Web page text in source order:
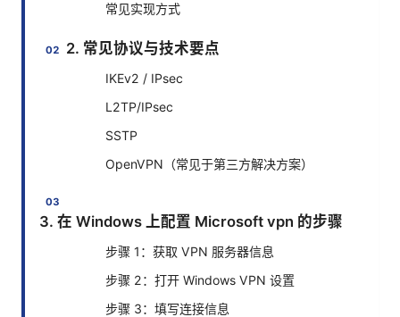
常见实现方式
2. 常见协议与技术要点
IKEv2 / IPsec
L2TP/IPsec
SSTP
OpenVPN（常见于第三方解决方案）
3. 在 Windows 上配置 Microsoft vpn 的步骤
步骤 1：获取 VPN 服务器信息
步骤 2：打开 Windows VPN 设置
步骤 3：填写连接信息